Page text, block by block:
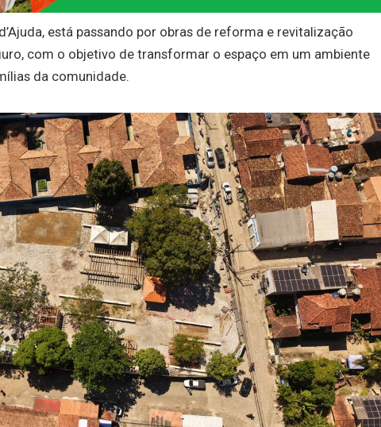
está passando por obras de reforma e revitalização
com o objetivo de transformar o espaço em um ambiente
da comunidade.